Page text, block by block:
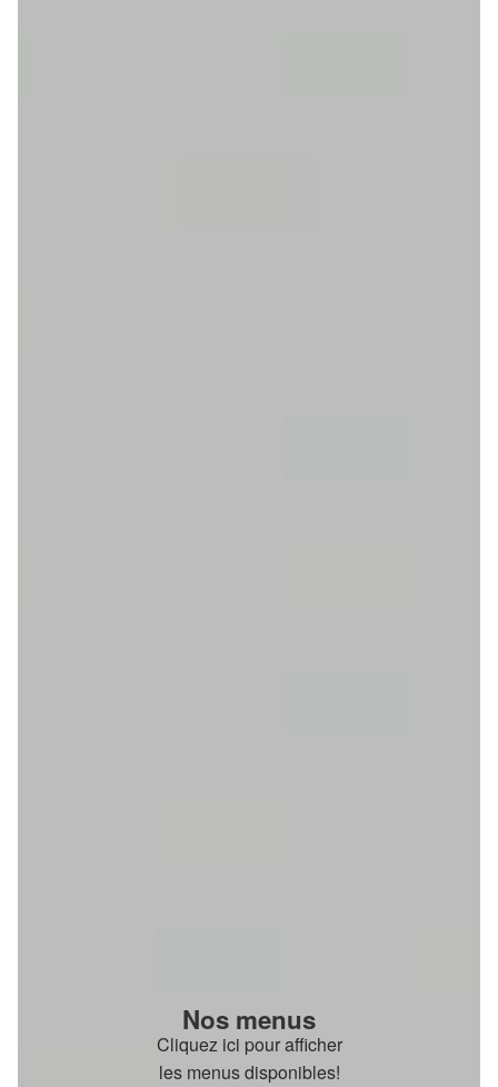
Nos menus
Cliquez ici pour afficher
les menus disponibles!